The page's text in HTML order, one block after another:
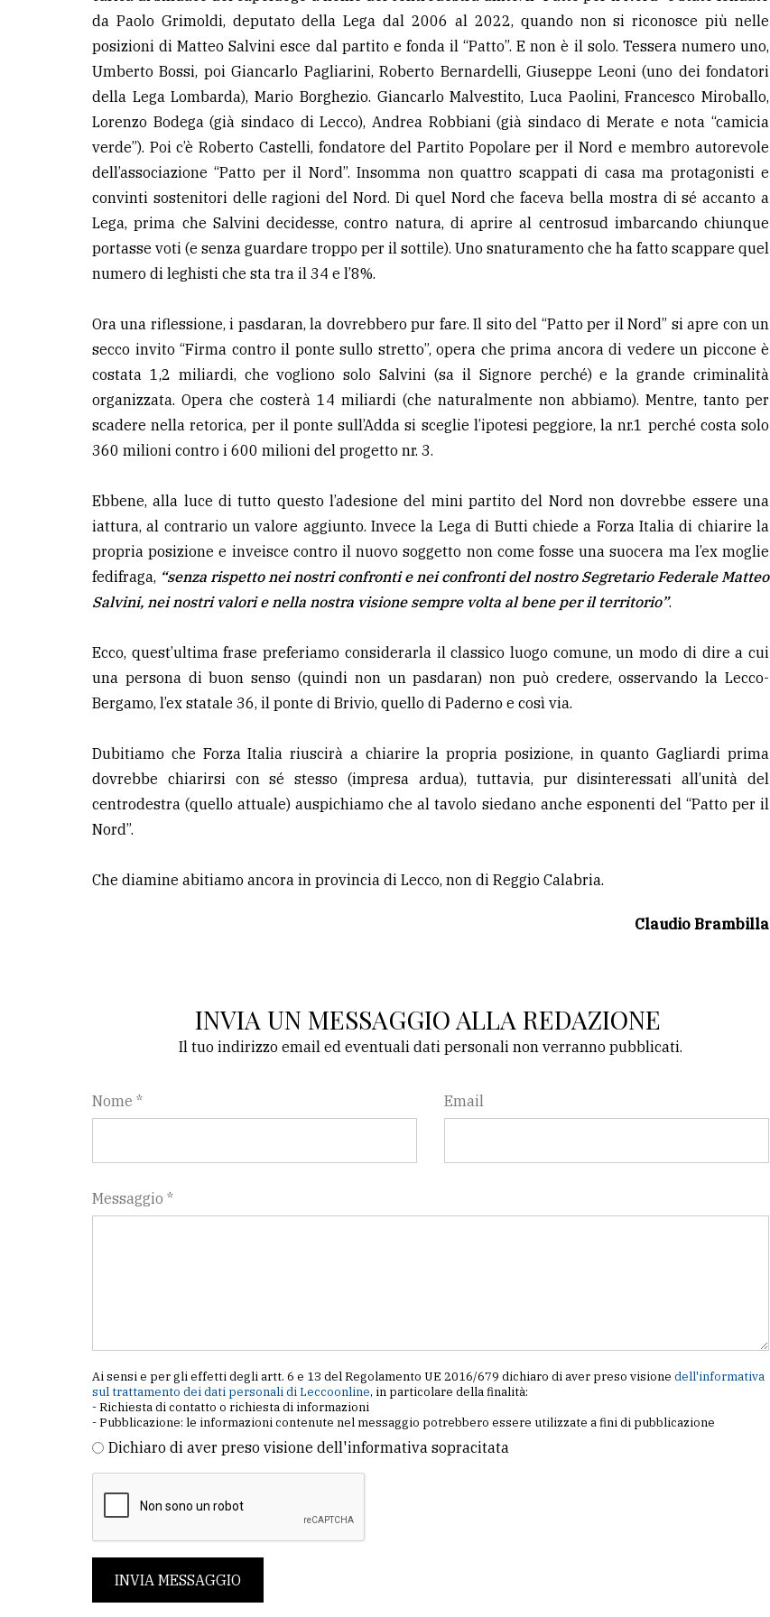
da Paolo Grimoldi, deputato della Lega dal 2006 al 2022, quando non si riconosce più nelle
posizioni di Matteo Salvini esce dal partito e fonda il “Patto”. E non è il solo. Tessera numero uno,
Umberto Bossi, poi Giancarlo Pagliarini, Roberto Bernardelli, Giuseppe Leoni (uno dei fondatori
della Lega Lombarda), Mario Borghezio. Giancarlo Malvestito, Luca Paolini, Francesco Miroballo,
Lorenzo Bodega (già sindaco di Lecco), Andrea Robbiani (già sindaco di Merate e nota “camicia
verde”). Poi c’è Roberto Castelli, fondatore del Partito Popolare per il Nord e membro autorevole
dell’associazione “Patto per il Nord”. Insomma non quattro scappati di casa ma protagonisti e
convinti sostenitori delle ragioni del Nord. Di quel Nord che faceva bella mostra di sé accanto a
Lega, prima che Salvini decidesse, contro natura, di aprire al centrosud imbarcando chiunque
portasse voti (e senza guardare troppo per il sottile). Uno snaturamento che ha fatto scappare quel
numero di leghisti che sta tra il 34 e l’8%.
Ora una riflessione, i pasdaran, la dovrebbero pur fare. Il sito del “Patto per il Nord” si apre con un
secco invito “Firma contro il ponte sullo stretto”, opera che prima ancora di vedere un piccone è
costata 1,2 miliardi, che vogliono solo Salvini (sa il Signore perché) e la grande criminalità
organizzata. Opera che costerà 14 miliardi (che naturalmente non abbiamo). Mentre, tanto per
scadere nella retorica, per il ponte sull’Adda si sceglie l’ipotesi peggiore, la nr.1 perché costa solo
360 milioni contro i 600 milioni del progetto nr. 3.
Ebbene, alla luce di tutto questo l’adesione del mini partito del Nord non dovrebbe essere una
iattura, al contrario un valore aggiunto. Invece la Lega di Butti chiede a Forza Italia di chiarire la
propria posizione e inveisce contro il nuovo soggetto non come fosse una suocera ma l’ex moglie
fedifraga, “senza rispetto nei nostri confronti e nei confronti del nostro Segretario Federale Matteo
Salvini, nei nostri valori e nella nostra visione sempre volta al bene per il territorio”.
Ecco, quest’ultima frase preferiamo considerarla il classico luogo comune, un modo di dire a cui
una persona di buon senso (quindi non un pasdaran) non può credere, osservando la Lecco-
Bergamo, l’ex statale 36, il ponte di Brivio, quello di Paderno e così via.
Dubitiamo che Forza Italia riuscirà a chiarire la propria posizione, in quanto Gagliardi prima
dovrebbe chiarirsi con sé stesso (impresa ardua), tuttavia, pur disinteressati all’unità del
centrodestra (quello attuale) auspichiamo che al tavolo siedano anche esponenti del “Patto per il
Nord”.
Che diamine abitiamo ancora in provincia di Lecco, non di Reggio Calabria.
Claudio Brambilla
INVIA UN MESSAGGIO ALLA REDAZIONE
Il tuo indirizzo email ed eventuali dati personali non verranno pubblicati.
Nome * Email
Messaggio *
Ai sensi e per gli effetti degli artt. 6 e 13 del Regolamento UE 2016/679 dichiaro di aver preso visione dell'informativa
sul trattamento dei dati personali di Leccoonline, in particolare della finalità:
- Richiesta di contatto o richiesta di informazioni
- Pubblicazione: le informazioni contenute nel messaggio potrebbero essere utilizzate a fini di pubblicazione
Dichiaro di aver preso visione dell'informativa sopracitata
INVIA MESSAGGIO